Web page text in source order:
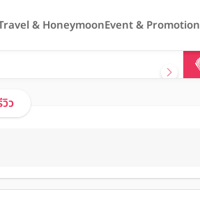
& HoneymoonEvent & Promotion
ว